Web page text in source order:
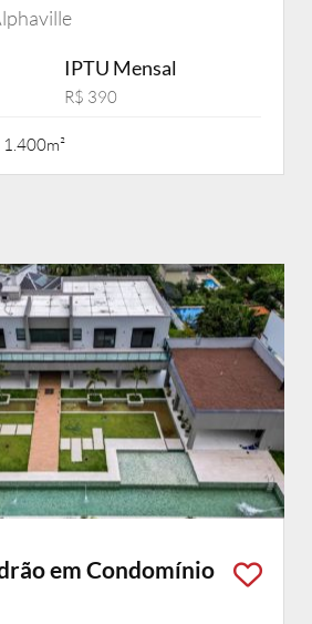
IPTU Mensal
R$ 390
1.400m²
em Condomínio